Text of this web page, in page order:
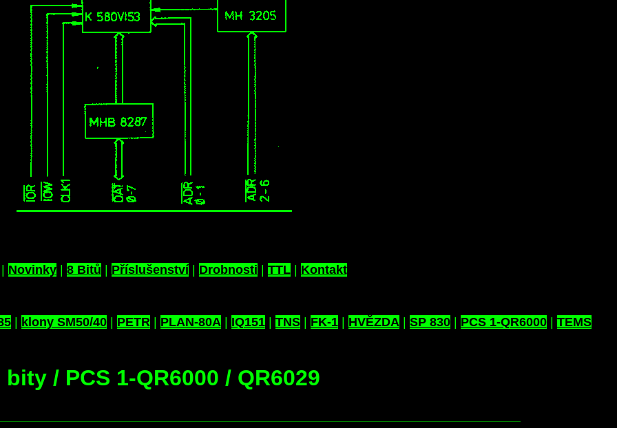
Novinky| 8 Bitů | Příslušenství| Drobnosti | TTL| Kontakt
| klony SM50/40| PETR | PLAN-80A | IQ151| TNS| FK-1| HVĚZDA | SP 830| PCS 1-QR6000| TEMS
bity / PCS 1-QR6000 / QR6029